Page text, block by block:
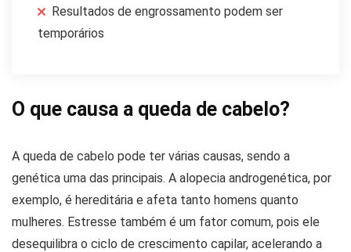
Resultados de engrossamento podem ser
temporários
O que causa a queda de cabelo?
A queda de cabelo pode ter várias causas, sendo a
genética uma das principais. A alopecia androgenética, por
exemplo, é hereditária e afeta tanto homens quanto
mulheres. Estresse também é um fator comum, pois ele
desequilibra o ciclo de crescimento capilar, acelerando a